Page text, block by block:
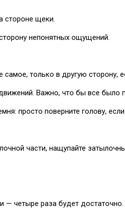
стороне щеки.
непонятных ощущений.
только в другую сторону,
Важно, что бы все было
просто поверните голову,
части, нащупайте
— четыре раза будет достаточно.